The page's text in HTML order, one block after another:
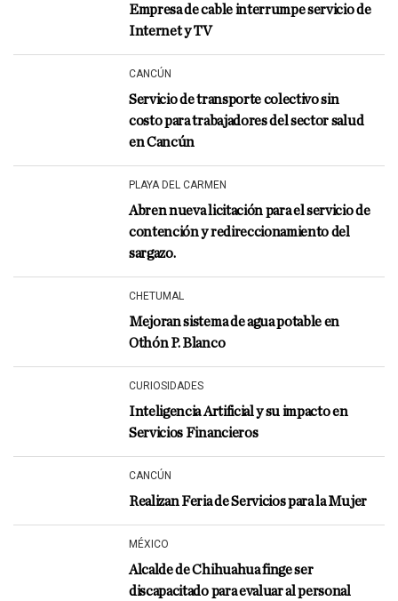
Empresa de cable interrumpe servicio de
Internet y TV
CANCÚN
Servicio de transporte colectivo sin
costo para trabajadores del sector salud
en Cancún
PLAYA DEL CARMEN
Abren nueva licitación para el servicio de
contención y redireccionamiento del
sargazo.
CHETUMAL
Mejoran sistema de agua potable en
Othón P. Blanco
CURIOSIDADES
Inteligencia Artificial y su impacto en
Servicios Financieros
CANCÚN
Realizan Feria de Servicios para la Mujer
MÉXICO
Alcalde de Chihuahua finge ser
discapacitado para evaluar al personal